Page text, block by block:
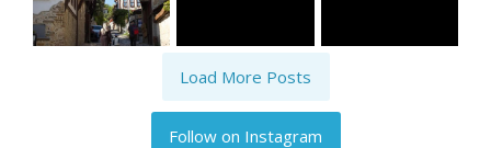
Load More Posts
Follow on Instagram